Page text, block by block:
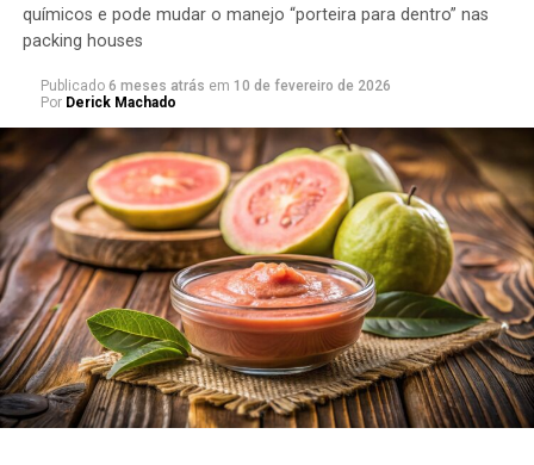
químicos e pode mudar o manejo “porteira para dentro” nas
packing houses
Publicado 6 meses atrás em 10 de fevereiro de 2026
Por Derick Machado